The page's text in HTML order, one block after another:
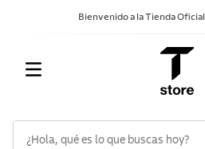
Bienvenido a la Tienda Oficial